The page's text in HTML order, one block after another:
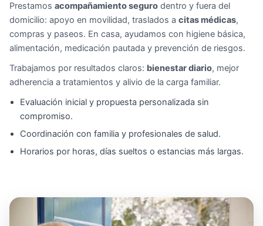
Prestamos acompañamiento seguro dentro y fuera del
domicilio: apoyo en movilidad, traslados a citas médicas,
compras y paseos. En casa, ayudamos con higiene básica,
alimentación, medicación pautada y prevención de riesgos.
Trabajamos por resultados claros: bienestar diario, mejor
adherencia a tratamientos y alivio de la carga familiar.
Evaluación inicial y propuesta personalizada sin
compromiso.
Coordinación con familia y profesionales de salud.
Horarios por horas, días sueltos o estancias más largas.